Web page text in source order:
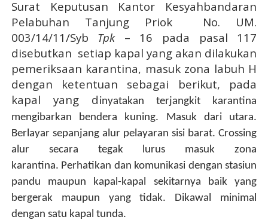
Surat Keputusan Kantor Kesyahbandaran
Pelabuhan Tanjung Priok
No. UM.
003/14/11/Syb Tpk– 16 pada pasal 117
disebutkan setiap kapal yang akan dilakukan
pemeriksaan karantina, masuk zona labuh H
dengan ketentuan sebagai berikut, pada
kapal yang d inyatakan terjangkit karantina
mengibarkan bendera kuning. Masuk dari utara.
Berlayar sepanjang alur pelayaran sisi barat. Crossing
alur secara tegak lurus masuk zona
karantina. Perhatikan dan komunikasi dengan stasiun
pandu maupun kapal-kapal sekitarnya baik yang
bergerak maupun yang tidak. Dikawal minimal
dengan satu kapal tunda.